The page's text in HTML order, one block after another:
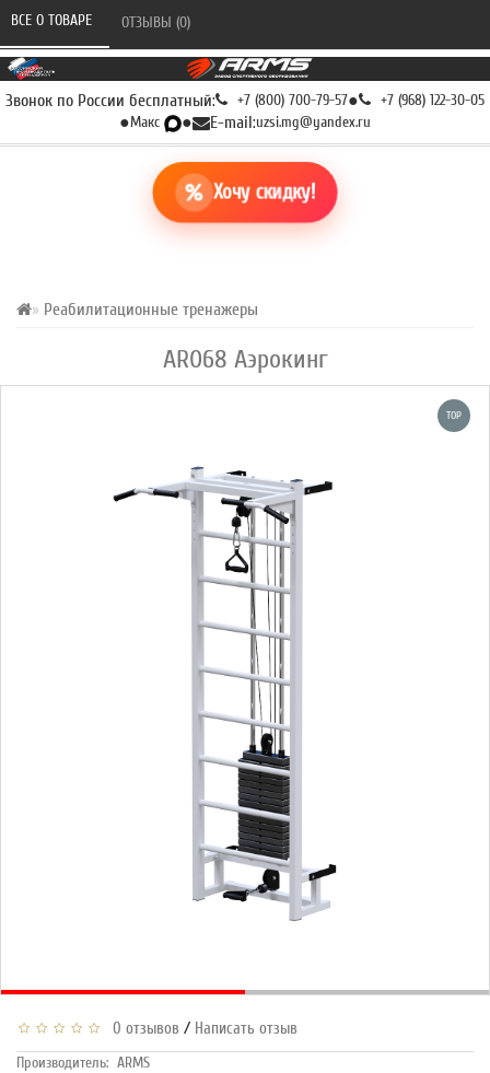
Звонок по России бесплатный: +7 (800) 700-79-57● +7 (968) 122-30-05
●Макс ● E-mail:uzsi.mg@yandex.ru
Хочу скидку!
Реабилитационные тренажеры
AR068 Аэрокинг
ВСЕ О ТОВАРЕ ОТЗЫВЫ (0)
TOP
0 отзывов / Написать отзыв
Производитель: ARMS